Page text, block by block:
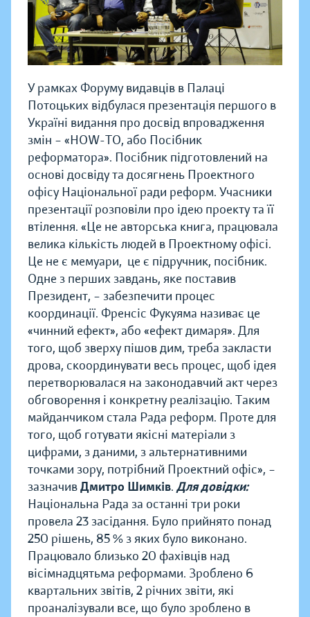
У рамках Форуму видавців в Палаці
Потоцьких відбулася презентація першого в
Україні видання про досвід впровадження
змін – «HOW-TO, або Посібник
реформатора». Посібник підготовлений на
основі досвіду та досягнень Проектного
офісу Національної ради реформ. Учасники
презентації розповіли про ідею проекту та її
втілення. «Це не авторська книга, працювала
велика кількість людей в Проектному офісі.
Це не є мемуари, це є підручник, посібник.
Одне з перших завдань, яке поставив
Президент, – забезпечити процес
координації. Френсіс Фукуяма називає це
«чинний ефект», або «ефект димаря». Для
того, щоб зверху пішов дим, треба закласти
дрова, скоординувати весь процес, щоб ідея
перетворювалася на законодавчий акт через
обговорення і конкретну реалізацію. Таким
майданчиком стала Рада реформ. Проте для
того, щоб готувати якісні матеріали з
цифрами, з даними, з альтернативними
точками зору, потрібний Проектний офіс», –
зазначивДмитро Шимків. Для довідки:
Національна Рада за останні три роки
провела 23 засідання. Було прийнято понад
250 рішень, 85 % з яких було виконано.
Працювало близько 20 фахівців над
вісімнадцятьма реформами. Зроблено 6
квартальних звітів, 2 річних звіти, які
проаналізували все, що було зроблено в